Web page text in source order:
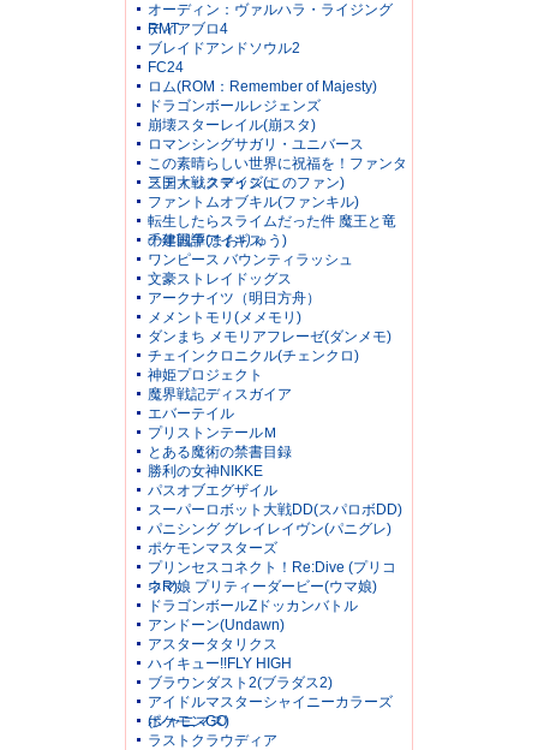
オーディン：ヴァルハラ・ライジング
RMT
ディアブロ4
ブレイドアンドソウル2
FC24
ロム(ROM：Remember of Majesty)
ドラゴンボールレジェンズ
崩壊スターレイル(崩スタ)
ロマンシングサガリ・ユニバース
この素晴らしい世界に祝福を！ファンタ
スティックデイズ(このファン)
三国大戦スマッシュ
ファントムオブキル(ファンキル)
転生したらスライムだった件 魔王と竜
の建国譚(まおりゅう)
千年戦争アイギス
ワンピース バウンティラッシュ
文豪ストレイドッグス
アークナイツ（明日方舟）
メメントモリ(メメモリ)
ダンまち メモリアフレーゼ(ダンメモ)
チェインクロニクル(チェンクロ)
神姫プロジェクト
魔界戦記ディスガイア
エバーテイル
プリストンテールＭ
とある魔術の禁書目録
勝利の女神NIKKE
パスオブエグザイル
スーパーロボット大戦DD(スパロボDD)
パニシング グレイレイヴン(パニグレ)
ポケモンマスターズ
プリンセスコネクト！Re:Dive (プリコ
ネR)
ウマ娘 プリティーダービー(ウマ娘)
ドラゴンボールZドッカンバトル
アンドーン(Undawn)
アスタータタリクス
ハイキュー!!FLY HIGH
ブラウンダスト2(ブラダス2)
アイドルマスターシャイニーカラーズ
(シャニマス)
ポケモンGO
ラストクラウディア